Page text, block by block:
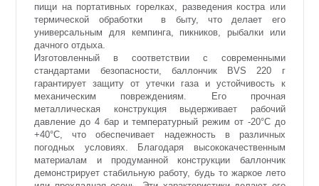
пищи на портативных горелках, разведения костра или
термической обработки в быту, что делает его
универсальным для кемпинга, пикников, рыбалки или
дачного отдыха.
Изготовленный в соответствии с современными
стандартами безопасности, баллончик BVS 220 г
гарантирует защиту от утечки газа и устойчивость к
механическим повреждениям. Его прочная
металлическая конструкция выдерживает рабочий
давление до 4 бар и температурный режим от -20°C до
+40°C, что обеспечивает надежность в различных
погодных условиях. Благодаря высококачественным
материалам и продуманной конструкции баллончик
демонстрирует стабильную работу, будь то жаркое лето